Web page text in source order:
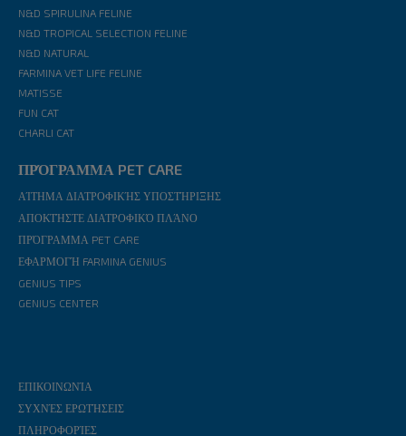
N&D SPIRULINA FELINE
N&D TROPICAL SELECTION FELINE
N&D NATURAL
FARMINA VET LIFE FELINE
MATISSE
FUN CAT
CHARLI CAT
ΠΡΌΓΡΑΜΜΑ PET CARE
ΑΊΤΗΜΑ ΔΙΑΤΡΟΦΙΚΉΣ ΥΠΟΣΤΉΡΙΞΗΣ
ΑΠΟΚΤΉΣΤΕ ΔΙΑΤΡΟΦΙΚΌ ΠΛΆΝΟ
ΠΡΌΓΡΑΜΜΑ PET CARE
ΕΦΑΡΜΟΓΉ FARMINA GENIUS
GENIUS TIPS
GENIUS CENTER
ΕΠΙΚΟΙΝΩΝΊΑ
ΣΥΧΝΈΣ ΕΡΩΤΉΣΕΙΣ
ΠΛΗΡΟΦΟΡΊΕΣ